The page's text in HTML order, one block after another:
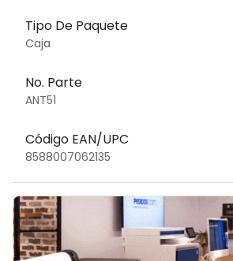
Tipo De Paquete
Caja
No. Parte
ANT51
Código EAN/UPC
8588007062135